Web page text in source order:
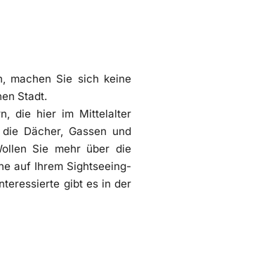
machen Sie sich keine
Stadt.
die hier im Mittelalter
Dächer, Gassen und
Sie mehr über die
auf Ihrem Sightseeing-
gibt es in der